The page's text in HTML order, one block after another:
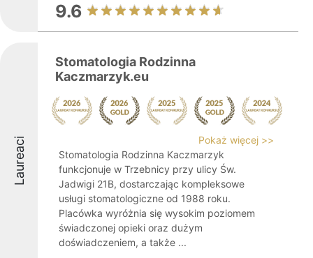
9.6
Laureaci
Stomatologia Rodzinna
Kaczmarzyk.eu
Pokaż więcej >>
Stomatologia Rodzinna Kaczmarzyk
funkcjonuje w Trzebnicy przy ulicy Św.
Jadwigi 21B, dostarczając kompleksowe
usługi stomatologiczne od 1988 roku.
Placówka wyróżnia się wysokim poziomem
świadczonej opieki oraz dużym
doświadczeniem, a także ...